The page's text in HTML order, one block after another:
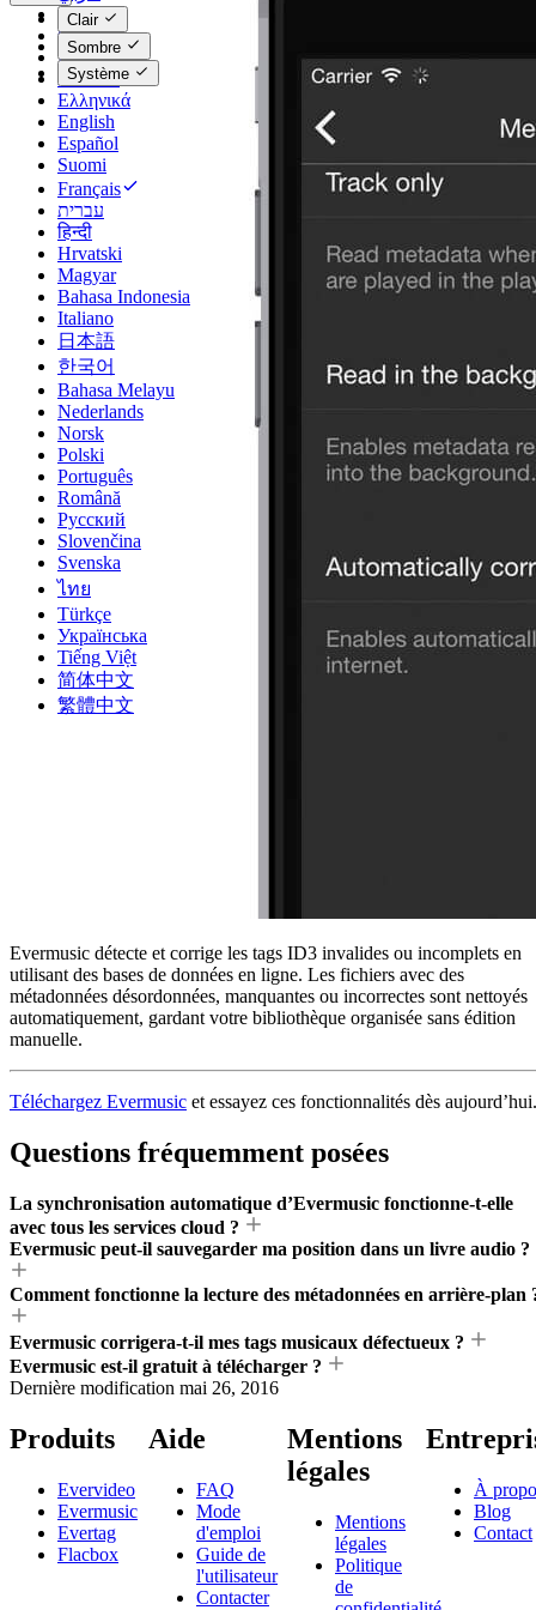
Català
Čeština
Dansk
Deutsch
Ελληνικά
English
Español
Suomi
Français
עברית
हिन्दी
Hrvatski
Magyar
Bahasa Indonesia
Italiano
日本語
한국어
Bahasa Melayu
Nederlands
Norsk
Polski
Português
Română
Русский
Slovenčina
Svenska
ไทย
Türkçe
Українська
Tiếng Việt
简体中文
繁體中文
Clair
Sombre
Système
Evermusic détecte et corrige les tags ID3 invalides ou incomplets en
utilisant des bases de données en ligne. Les fichiers avec des
métadonnées désordonnées, manquantes ou incorrectes sont nettoyés
automatiquement, gardant votre bibliothèque organisée sans édition
manuelle.
Téléchargez Evermusic et essayez ces fonctionnalités dès aujourd’hui.
Questions fréquemment posées
La synchronisation automatique d’Evermusic fonctionne-t-elle
avec tous les services cloud ?
Evermusic peut-il sauvegarder ma position dans un livre audio ?
Comment fonctionne la lecture des métadonnées en arrière-plan
Evermusic corrigera-t-il mes tags musicaux défectueux ?
Evermusic est-il gratuit à télécharger ?
Dernière modification mai 26, 2016
Produits
Evervideo
Evermusic
Evertag
Flacbox
Aide
FAQ
Mode
d'emploi
Guide de
l'utilisateur
Contacter
Mentions
légales
Mentions
légales
Politique
de
À
Blog
Contact